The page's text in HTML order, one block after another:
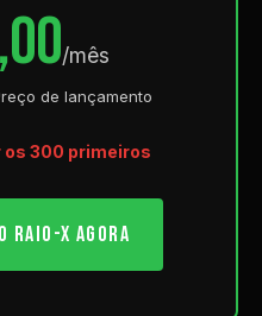
/mês
de lançamento
300 primeiros
RAIO-X AGORA